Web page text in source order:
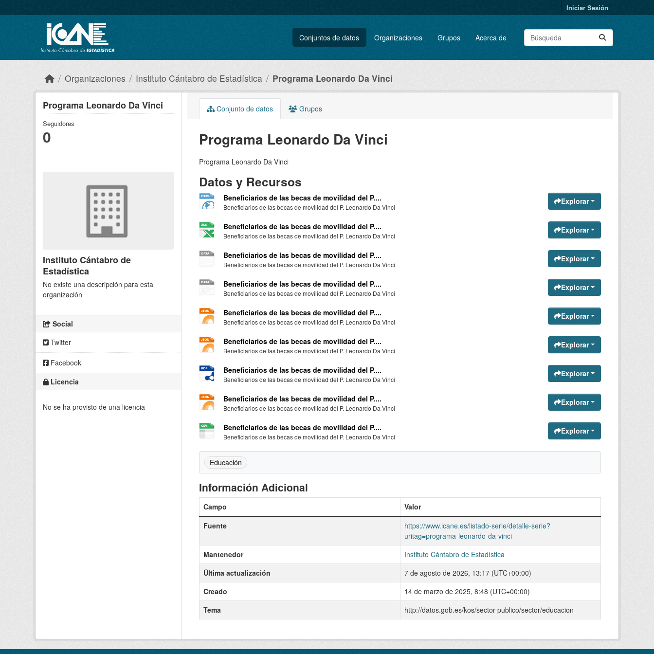
Iniciar Sesión
Conjuntos de datos Organizaciones Grupos Acerca de
Organizaciones Instituto Cántabro de Estadística Programa Leonardo Da Vinci
Programa Leonardo Da Vinci
Seguidores
0
Instituto Cántabro de
Estadística
No existe una descripción para esta
organización
Social
Twitter
Facebook
Licencia
No se ha provisto de una licencia
Conjunto de datos Grupos
Programa Leonardo Da Vinci
Programa Leonardo Da Vinci
Datos y Recursos
Beneficiarios de las becas de movilidad del P....
Beneficiarios de las becas de movilidad del P. Leonardo Da Vinci
Explorar
Beneficiarios de las becas de movilidad del P....
Beneficiarios de las becas de movilidad del P. Leonardo Da Vinci
Explorar
Beneficiarios de las becas de movilidad del P....
Beneficiarios de las becas de movilidad del P. Leonardo Da Vinci
Explorar
Beneficiarios de las becas de movilidad del P....
Beneficiarios de las becas de movilidad del P. Leonardo Da Vinci
Explorar
Beneficiarios de las becas de movilidad del P....
Beneficiarios de las becas de movilidad del P. Leonardo Da Vinci
Explorar
Beneficiarios de las becas de movilidad del P....
Beneficiarios de las becas de movilidad del P. Leonardo Da Vinci
Explorar
Beneficiarios de las becas de movilidad del P....
Beneficiarios de las becas de movilidad del P. Leonardo Da Vinci
Explorar
Beneficiarios de las becas de movilidad del P....
Beneficiarios de las becas de movilidad del P. Leonardo Da Vinci
Explorar
Beneficiarios de las becas de movilidad del P....
Beneficiarios de las becas de movilidad del P. Leonardo Da Vinci
Explorar
Educación
Información Adicional
Campo
Valor
Fuente
https://www.icane.es/listado-serie/detalle-serie?
uritag=programa-leonardo-da-vinci
Mantenedor
Instituto Cántabro de Estadística
Última actualización
7 de agosto de 2026, 13:17 (UTC+00:00)
Creado
14 de marzo de 2025, 8:48 (UTC+00:00)
Tema
http://datos.gob.es/kos/sector-publico/sector/educacion